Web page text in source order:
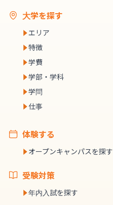
大学を探す
エリア
特徴
学費
学部・学科
学問
仕事
体験する
オープンキャンパスを探す
受験対策
年内入試を探す